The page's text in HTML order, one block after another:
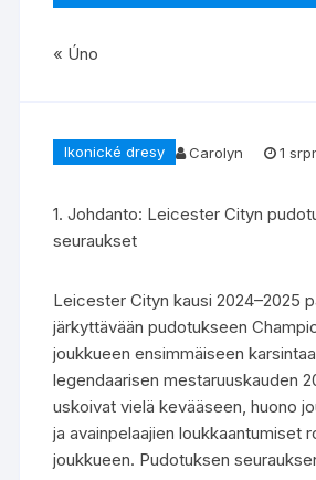
Ikonické dresy Carolyn 1
1. Johdanto: Leicester Cityn
seuraukset
Leicester Cityn kausi 2024–2025
järkyttävään pudotukseen
joukkueen ensimmäiseen
legendaarisen mestaruuskauden
uskoivat vielä kevääseen, huono
ja avainpelaajien loukkaantumiset
joukkueen. Pudotuksen
« Úno